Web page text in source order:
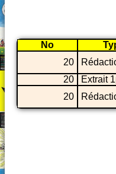
No
20
20
Extrait
20